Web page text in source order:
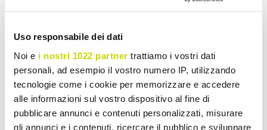
Uso responsabile dei dati
Noi e i nostri 1022 partner trattiamo i vostri dati
personali, ad esempio il vostro numero IP, utilizzando
tecnologie come i cookie per memorizzare e accedere
alle informazioni sul vostro dispositivo al fine di
pubblicare annunci e contenuti personalizzati, misurare
gli annunci e i contenuti, ricercare il pubblico e sviluppare